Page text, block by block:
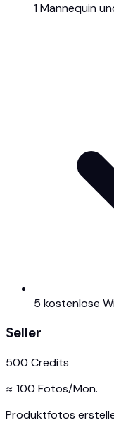
1 Mannequin
5 kostenlose
Seller
500 Credits
≈ 100 Fotos/Mon.
Produktfotos